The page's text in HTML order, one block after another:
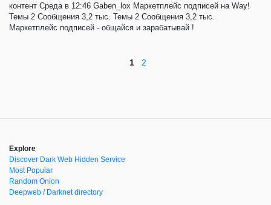
контент Среда в 12:46 Gaben_lox Маркетплейс подписей на Way!
Темы 2 Сообщения 3,2 тыс. Темы 2 Сообщения 3,2 тыс.
Маркетплейс подписей - общайся и зарабатывай !
1 2
Explore
Discover Dark Web Hidden Service
Most Popular
Random Onion
Deepweb / Darknet directory